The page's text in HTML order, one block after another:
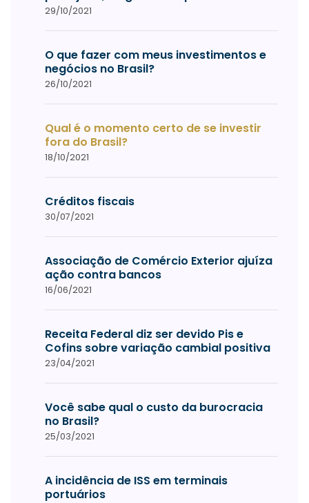
29/10/2021
O que fazer com meus investimentos e
negócios no Brasil?
26/10/2021
Qual é o momento certo de se investir
fora do Brasil?
18/10/2021
Créditos fiscais
30/07/2021
Associação de Comércio Exterior ajuíza
ação contra bancos
16/06/2021
Receita Federal diz ser devido Pis e
Cofins sobre variação cambial positiva
23/04/2021
Você sabe qual o custo da burocracia
no Brasil?
25/03/2021
A incidência de ISS em terminais
portuários